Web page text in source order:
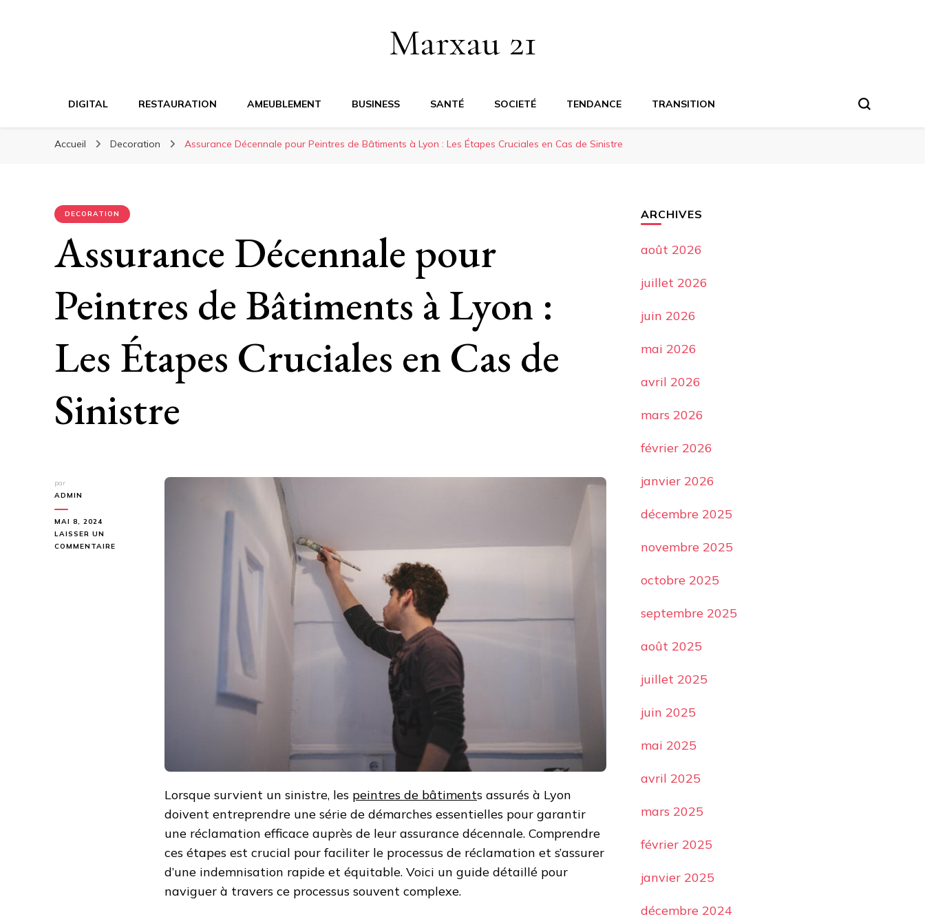
Marxau 21
DIGITAL RESTAURATION AMEUBLEMENT BUSINESS SANTÉ SOCIETÉ TENDANCE TRANSITION
Accueil Decoration Assurance Décennale pour Peintres de Bâtiments à Lyon : Les Étapes Cruciales en Cas de Sinistre
DECORATION
Assurance Décennale pour
Peintres de Bâtiments à Lyon :
Les Étapes Cruciales en Cas de
Sinistre
par
ADMIN
MAI 8, 2024
LAISSER UN
COMMENTAIRE
Lorsque survient un sinistre, les peintres de bâtiments assurés à Lyon
doivent entreprendre une série de démarches essentielles pour garantir
une réclamation efficace auprès de leur assurance décennale. Comprendre
ces étapes est crucial pour faciliter le processus de réclamation et s’assurer
d’une indemnisation rapide et équitable. Voici un guide détaillé pour
naviguer à travers ce processus souvent complexe.
ARCHIVES
août 2026
juillet 2026
juin 2026
mai 2026
avril 2026
mars 2026
février 2026
janvier 2026
décembre 2025
novembre 2025
octobre 2025
septembre 2025
août 2025
juillet 2025
juin 2025
mai 2025
avril 2025
mars 2025
février 2025
janvier 2025
décembre 2024